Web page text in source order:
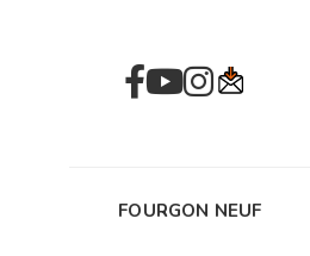
FOURGON NEUF